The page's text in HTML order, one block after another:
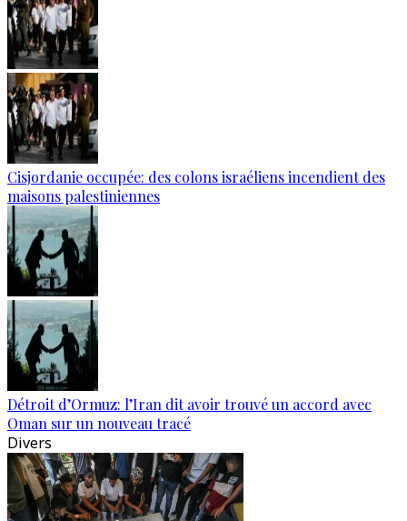
Cisjordanie occupée: des colons israéliens incendient des
maisons palestiniennes
Détroit d’Ormuz: l’Iran dit avoir trouvé un accord avec
Oman sur un nouveau tracé
Divers